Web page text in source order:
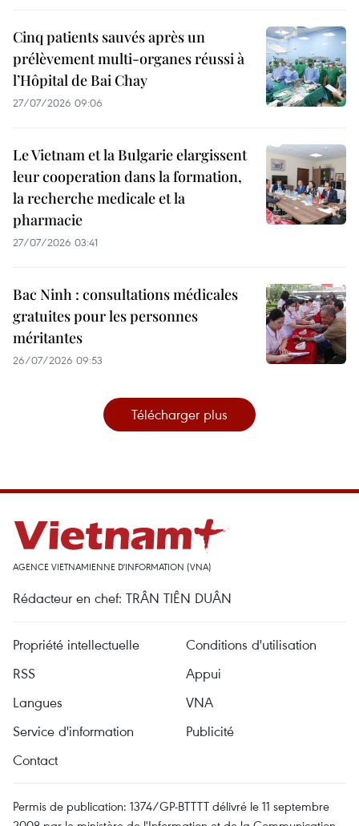
Cinq patients sauvés après un
prélèvement multi-organes réussi à
l’Hôpital de Bai Chay
27/07/2026 09:06
Le Vietnam et la Bulgarie elargissent
leur cooperation dans la formation,
la recherche medicale et la
pharmacie
27/07/2026 03:41
Bac Ninh : consultations médicales
gratuites pour les personnes
méritantes
26/07/2026 09:53
Télécharger plus
AGENCE VIETNAMIENNE D'INFORMATION (VNA)
Rédacteur en chef: TRÂN TIÊN DUÂN
Propriété intellectuelle
Conditions d'utilisation
RSS
Appui
Langues
VNA
Service d'information
Publicité
Contact
Permis de publication: 1374/GP-BTTTT délivré le 11 septembre